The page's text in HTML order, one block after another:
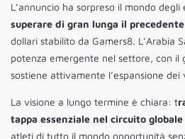
L’annuncio ha sorpreso il mondo degli
superare di gran lunga il
dollari stabilito da Gamers8. L’Arabia
potenza emergente nel settore, con il
sostiene attivamente l’espansione
La visione a lungo termine è chiara: t
tappa essenziale nel circuito
atleti di tutto il mondo opportunità